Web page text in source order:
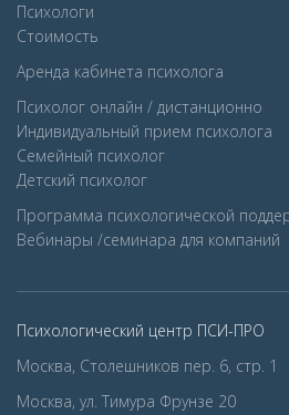
Психологи
Стоимость
Аренда кабинета психолога
Психолог онлайн / дистанционно
Индивидуальный прием психолога
Семейный психолог
Детcкий психолог
Программа психологической
Вебинары /семинара для компаний
Психологический центр ПСИ-ПРО
Москва, Столешников пер. 6, стр. 1
Москва, ул. Тимура Фрунзе 20